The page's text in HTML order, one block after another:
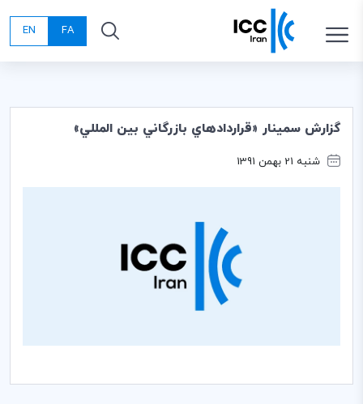
FA
EN
گزارش سمينار «قراردادهاي بازرگاني بين المللي»
شنبه 21 بهمن 1391